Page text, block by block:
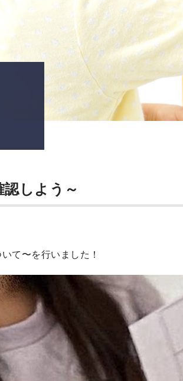
しよう～
て〜を行いました！